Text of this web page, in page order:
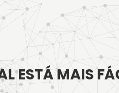
ESTÁ MAIS